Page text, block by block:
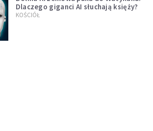
Dlaczego giganci AI słuchają księży?
KOŚCIÓŁ